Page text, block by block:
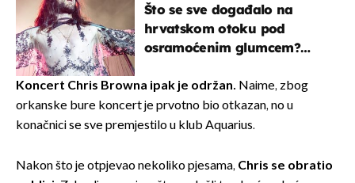
Što se sve događalo na
hrvatskom otoku pod
osramoćenim glumcem?
izazivaju nevjericu
Koncert Chris Browna ipak je održan. Naime, zbog
orkanske bure koncert je prvotno bio otkazan, no u
konačnici se sve premjestilo u klub Aquarius.
Nakon što je otpjevao nekoliko pjesama, Chris se obratio